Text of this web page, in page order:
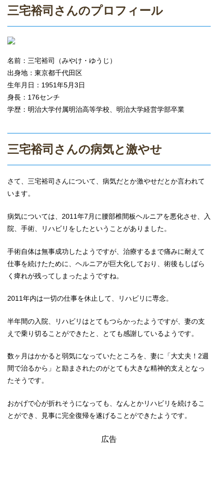
三宅裕司さんのプロフィール
名前：三宅裕司（みやけ・ゆうじ）
出身地：東京都千代田区
生年月日：1951年5月3日
身長：176センチ
学歴：明治大学付属明治高等学校、明治大学経営学部卒業
三宅裕司さんの病気と激やせ
さて、三宅裕司さんについて、病気だとか激やせだとか言われて
います。
病気については、2011年7月に腰部椎間板ヘルニアを悪化させ、入
院、手術、リハビリをしたということがありました。
手術自体は無事成功したようですが、治療するまで痛みに耐えて
仕事を続けたために、ヘルニアが巨大化しており、術後もしばら
く痺れが残ってしまったようですね。
2011年内は一切の仕事を休止して、リハビリに専念。
半年間の入院、リハビリはとてもつらかったようですが、妻の支
えで乗り切ることができたと、とても感謝しているようです。
数ヶ月はかかると弱気になっていたところを、妻に「大丈夫！2週
間で治るから」と励まされたのがとても大きな精神的支えとなっ
たそうです。
おかげで心が折れそうになっても、なんとかリハビリを続けるこ
とができ、見事に完全復帰を遂げることができたようです。
広告